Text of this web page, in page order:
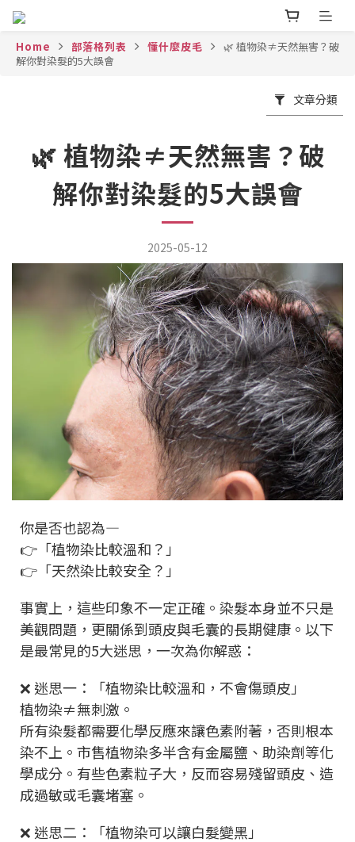
Home 部落格列表 懂什麼皮毛
🌿 植物染≠天然無害？破
解你對染髮的5大誤會
文章分類
🌿 植物染≠天然無害？破
解你對染髮的5大誤會
2025-05-12
你是否也認為—
👉「植物染比較溫和？」
👉「天然染比較安全？」
事實上，這些印象不一定正確。染髮本身並不只是
美觀問題，更關係到頭皮與毛囊的長期健康。以下
是最常見的5大迷思，一次為你解惑：
❌ 迷思一：「植物染比較溫和，不會傷頭皮」
植物染≠無刺激。
所有染髮都需要化學反應來讓色素附著，否則根本
染不上。市售植物染多半含有金屬鹽、助染劑等化
學成分。有些色素粒子大，反而容易殘留頭皮、造
成過敏或毛囊堵塞。
❌ 迷思二：「植物染可以讓白髮變黑」